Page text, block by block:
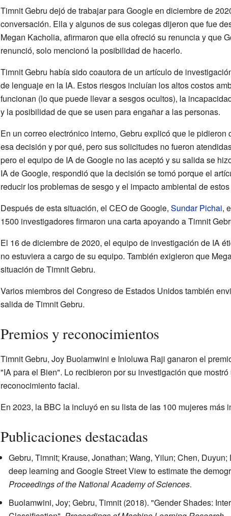
Timnit Gebru dejó de trabajar para Google en diciembre de
conversación. Ella y algunos de sus colegas dijeron que fue
Megan Kacholia, afirmaron que ella ofreció su renuncia y que
renunció, solo mencionó la posibilidad de hacerlo.
Timnit Gebru había sido coautora de un artículo de
de lenguaje en la IA. Estos riesgos incluían los altos costos
funcionan (lo que puede llevar a sesgos ocultos), la
y la posibilidad de que se usen para engañar a las personas.
En un correo electrónico interno, Gebru explicó que le
esa decisión y por qué, pero sus solicitudes no fueron
pero el equipo de IA de Google no las aceptó y su salida se
IA de Google, respondió que la decisión se tomó porque el
reducir los problemas de sesgo y el impacto ambiental de
Después de esta situación, el CEO de Google, Sundar Pichai,
1500 investigadores firmaron una carta apoyando a Timnit
El 16 de diciembre de 2020, el equipo de investigación de IA
no estuviera a cargo de su equipo. También exigieron que
situación de Timnit Gebru.
Varios miembros del Congreso de Estados Unidos también
salida de Timnit Gebru.
Premios y reconocimientos
Timnit Gebru, Joy Buolamwini e Inioluwa Raji ganaron el
"IA para el Bien". Lo recibieron por su investigación que
reconocimiento facial.
En 2023, la BBC la incluyó en su lista de las 100 mujeres más
Publicaciones destacadas
Gebru, Timnit; Krause, Jonathan; Wang, Yilun; Chen,
deep learning and Google Street View to estimate the
Proceedings of the National Academy of Sciences.
Buolamwini, Joy; Gebru, Timnit (2018). "Gender Shades: